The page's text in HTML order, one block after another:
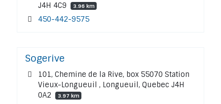
J4H 4C9
3.96 km
450-442-9575
Sogerive
101, Chemine de la Rive, box 55070 Station
Vieux-Longueuil , Longueuil, Quebec J4H
0A2
3.97 km